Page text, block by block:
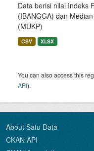
Data berisi nilai Indeks
(IBANGGA) dan
(MUKP)
CSV XLSX
You can also access this
API).
About Satu Data
CKAN API